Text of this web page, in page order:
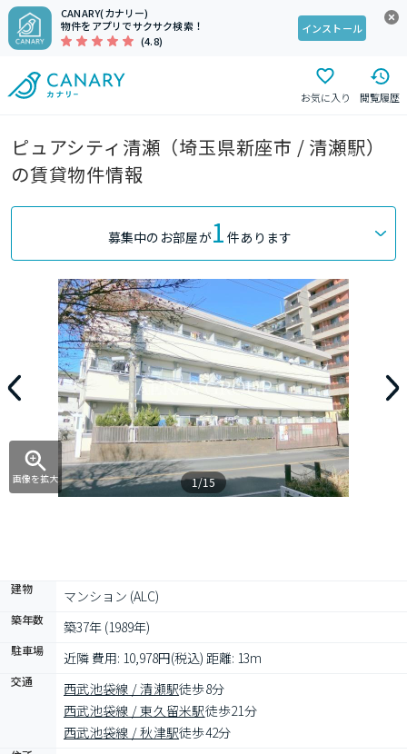
CANARY(カナリー)
物件をアプリでサクサク検索！
(4.8)
インストール
お気に入り 閲覧履歴
ピュアシティ清瀬（埼玉県新座市 / 清瀬駅）
の賃貸物件情報
募集中のお部屋が1 件あります
画像を拡大 1/15
建物 マンション (ALC)
築年数 築37年 (1989年)
駐車場 近隣 費用: 10,978円(税込) 距離: 13m
交通 西武池袋線 / 清瀬駅徒歩8分
西武池袋線 / 東久留米駅徒歩21分
西武池袋線 / 秋津駅徒歩42分